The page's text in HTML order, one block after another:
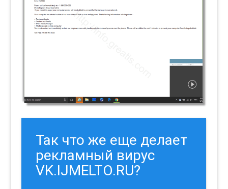
Так что же еще делает
рекламный вирус
VK.IJMELTO.RU?